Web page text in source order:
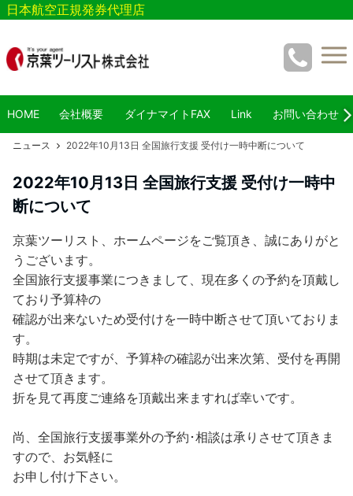
日本航空正規発券代理店
HOME 会社概要 ダイナマイトFAX Link お問い合わせ
ニュース 2022年10月13日 全国旅行支援 受付け一時中断について
2022年10月13日 全国旅行支援 受付け一時中
断について
京葉ツーリスト、ホームページをご覧頂き、誠にありがと
うございます。
全国旅行支援事業につきまして、現在多くの予約を頂戴し
ており予算枠の
確認が出来ないため受付けを一時中断させて頂いておりま
す。
時期は未定ですが、予算枠の確認が出来次第、受付を再開
させて頂きます。
折を見て再度ご連絡を頂戴出来ますれば幸いです。
尚、全国旅行支援事業外の予約･相談は承りさせて頂きま
すので、お気軽に
お申し付け下さい。